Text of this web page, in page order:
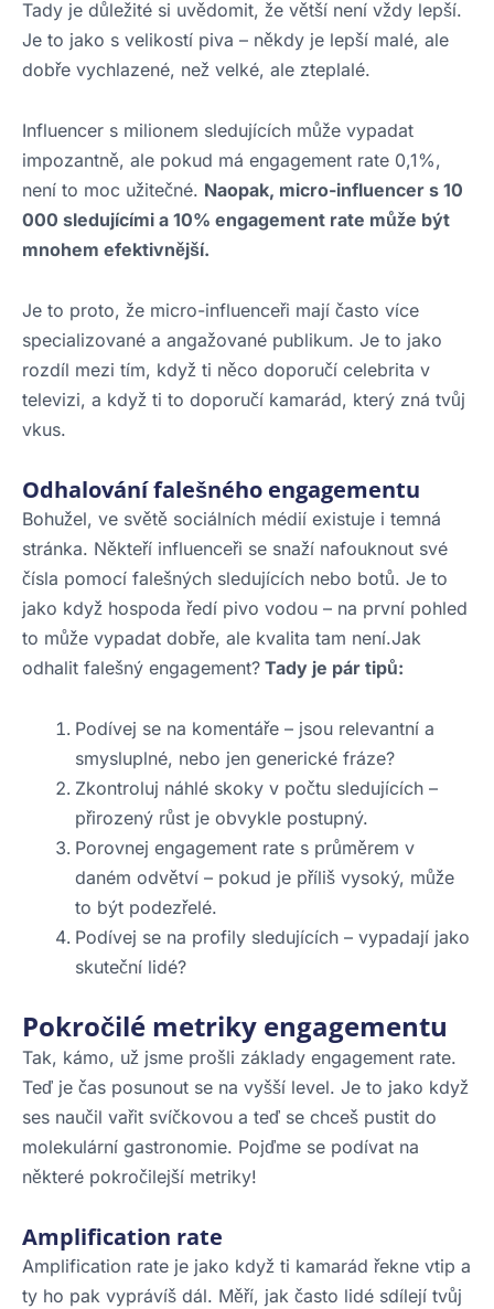
Tady je důležité si uvědomit, že větší není vždy lepší.
Je to jako s velikostí piva – někdy je lepší malé, ale
dobře vychlazené, než velké, ale zteplalé.
Influencer s milionem sledujících může vypadat
impozantně, ale pokud má engagement rate 0,1%,
není to moc užitečné. Naopak, micro-influencer s 10
000 sledujícími a 10% engagement rate může být
mnohem efektivnější.
Je to proto, že micro-influenceři mají často více
specializované a angažované publikum. Je to jako
rozdíl mezi tím, když ti něco doporučí celebrita v
televizi, a když ti to doporučí kamarád, který zná tvůj
vkus.
Odhalování falešného engagementu
Bohužel, ve světě sociálních médií existuje i temná
stránka. Někteří influenceři se snaží nafouknout své
čísla pomocí falešných sledujících nebo botů. Je to
jako když hospoda ředí pivo vodou – na první pohled
to může vypadat dobře, ale kvalita tam není.Jak
odhalit falešný engagement? Tady je pár tipů:
Podívej se na komentáře – jsou relevantní a
smysluplné, nebo jen generické fráze?
Zkontroluj náhlé skoky v počtu sledujících –
přirozený růst je obvykle postupný.
Porovnej engagement rate s průměrem v
daném odvětví – pokud je příliš vysoký, může
to být podezřelé.
Podívej se na profily sledujících – vypadají jako
skuteční lidé?
Pokročilé metriky engagementu
Tak, kámo, už jsme prošli základy engagement rate.
Teď je čas posunout se na vyšší level. Je to jako když
ses naučil vařit svíčkovou a teď se chceš pustit do
molekulární gastronomie. Pojďme se podívat na
některé pokročilejší metriky!
Amplification rate
Amplification rate je jako když ti kamarád řekne vtip a
ty ho pak vyprávíš dál. Měří, jak často lidé sdílejí tvůj